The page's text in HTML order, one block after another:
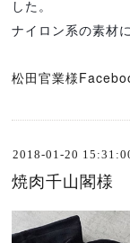
した。
ナイロン系の素材
松田官業様
2018-01-20
焼肉千山閣様